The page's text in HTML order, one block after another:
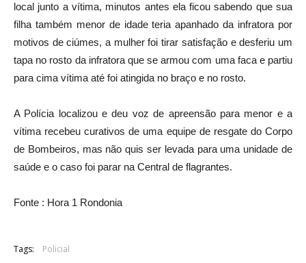
local junto a vítima, minutos antes ela ficou sabendo que sua
filha também menor de idade teria apanhado da infratora por
motivos de ciúmes, a mulher foi tirar satisfação e desferiu um
tapa no rosto da infratora que se armou com uma faca e partiu
para cima vítima até foi atingida no braço e no rosto.
A Polícia localizou e deu voz de apreensão para menor e a
vítima recebeu curativos de uma equipe de resgate do Corpo
de Bombeiros, mas não quis ser levada para uma unidade de
saúde e o caso foi parar na Central de flagrantes.
Fonte : Hora 1 Rondonia
Tags: Policial